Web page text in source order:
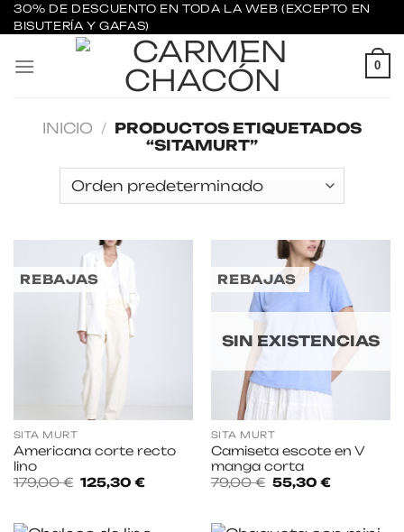
Saltar
al
contenido
30% DE DESCUENTO EN TODA LA WEB (EXCEPTO EN
BISUTERÍA Y GAFAS)
0
INICIO / PRODUCTOS ETIQUETADOS
“SITAMURT”
REBAJAS
SITA MURT
Americana corte recto
lino
179,00€ El
precio
179,00 €.
125,30 €El
125,30 €.
REBAJAS
SIN EXISTENCIAS
SITA MURT
Camiseta escote en V
manga corta
79,00€ El
precio
79,00 €.
55,30 €El
55,30 €.